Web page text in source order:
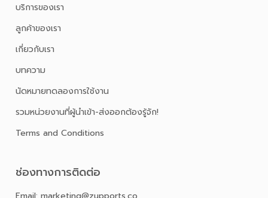
บริการของเรา
ลูกค้าของเรา
เกี่ยวกับเรา
บทความ
นัดหมายทดลองการใช้งาน
รวมหน่วยงานที่ผู้นำเข้า-ส่งออกต้องรู้จัก!
Terms and Conditions
ช่องทางการติดต่อ